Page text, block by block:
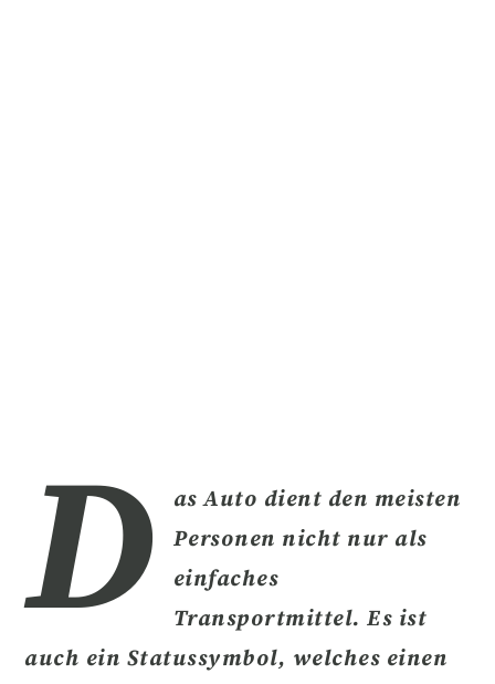
D
as Auto dient den meisten
Personen nicht nur als
einfaches
Transportmittel. Es ist
auch ein Statussymbol, welches einen